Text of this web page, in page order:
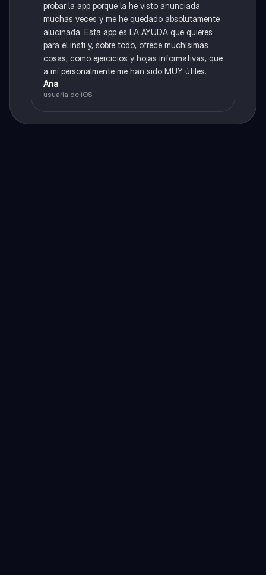
probar la app porque la he visto anunciada
muchas veces y me he quedado absolutamente
alucinada. Esta app es LA AYUDA que quieres
para el insti y, sobre todo, ofrece muchísimas
cosas, como ejercicios y hojas informativas, que
a mí personalmente me han sido MUY útiles.
Ana
usuaria de iOS